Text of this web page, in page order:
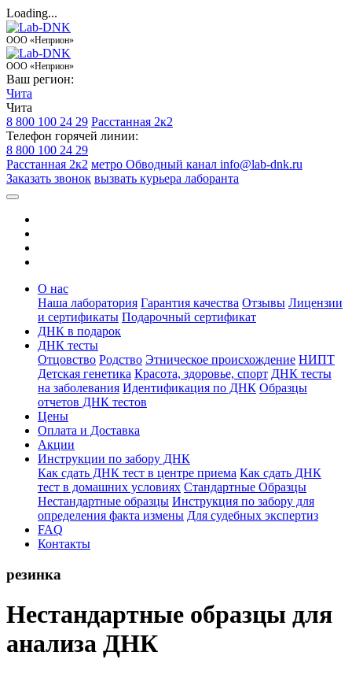
Loading...
ООО «Неприон»
ООО «Неприон»
Ваш регион:
Чита
Чита
8 800 100 24 29 Расстанная 2к2
Телефон горячей линии:
8 800 100 24 29
Расстанная 2к2 метро Обводный канал info@lab-dnk.ru
Заказать звонок вызвать курьера лаборанта
О нас
Наша лаборатория Гарантия качества Отзывы Лицензии
и сертификаты Подарочный сертификат
ДНК в подарок
ДНК тесты
Отцовство Родство Этническое происхождение НИПТ
Детская генетика Красота, здоровье, спорт ДНК тесты
на заболевания Идентификация по ДНК Образцы
отчетов ДНК тестов
Цены
Оплата и Доставка
Акции
Инструкции по забору ДНК
Как сдать ДНК тест в центре приема Как сдать ДНК
тест в домашних условиях Стандартные Образцы
Нестандартные образцы Инструкция по забору для
определения факта измены Для судебных экспертиз
FAQ
Контакты
резинка
Нестандартные образцы для
анализа ДНК